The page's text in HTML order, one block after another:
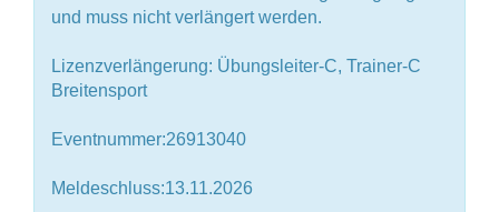
und muss nicht verlängert werden.
Lizenzverlängerung: Übungsleiter-C, Trainer-C
Breitensport
Eventnummer:26913040
Meldeschluss:13.11.2026